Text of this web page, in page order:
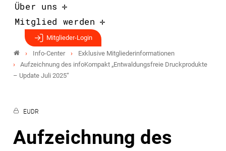
Über uns
Mitglied werden
Mitglieder-Login
Info-Center
Exklusive Mitgliederinformationen
Aufzeichnung des infoKompakt „Entwaldungsfreie Druckprodukte
– Update Juli 2025“
EUDR
Aufzeichnung des